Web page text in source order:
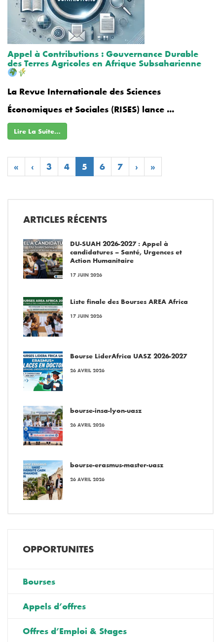
Appel à Contributions : Gouvernance Durable
des Terres Agricoles en Afrique Subsaharienne
La Revue Internationale des Sciences
Économiques et Sociales (RISES) lance ...
Lire La Suite…
« ‹ 3 4 5 6 7 › »
ARTICLES RÉCENTS
DU-SUAH 2026-2027 : Appel à
candidatures – Santé, Urgences et
Action Humanitaire
17 JUIN 2026
Liste finale des Bourses AREA Africa
17 JUIN 2026
Bourse LiderAfrica UASZ 2026-2027
26 AVRIL 2026
bourse-insa-lyon-uasz
26 AVRIL 2026
bourse-erasmus-master-uasz
26 AVRIL 2026
OPPORTUNITES
Bourses
Appels d’offres
Offres d’Emploi & Stages